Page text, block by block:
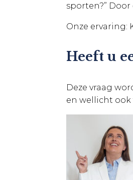
sporten?”
Onze ervaring:
Heeft u
Deze vraag
en wellicht ook